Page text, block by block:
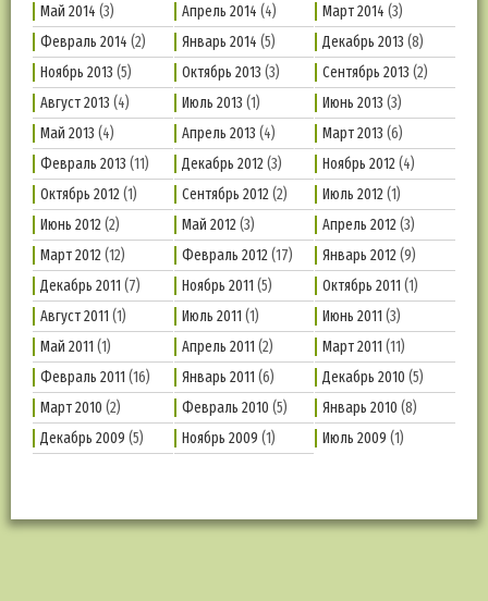
Май 2014 (3) Апрель 2014 (4) Март 2014 (3)
Февраль 2014 (2) Январь 2014 (5) Декабрь 2013 (8)
Ноябрь 2013 (5) Октябрь 2013 (3) Сентябрь 2013 (2)
Август 2013 (4) Июль 2013 (1) Июнь 2013 (3)
Май 2013 (4) Апрель 2013 (4) Март 2013 (6)
Февраль 2013 (11) Декабрь 2012(3) Ноябрь 2012(4)
Октябрь 2012(1) Сентябрь 2012(2) Июль 2012(1)
Июнь 2012(2) Май 2012(3) Апрель 2012(3)
Март 2012(12) Февраль 2012(17) Январь 2012(9)
Декабрь 2011 (7) Ноябрь 2011 (5) Октябрь 2011 (1)
Август 2011 (1) Июль 2011 (1) Июнь 2011 (3)
Май 2011 (1) Апрель 2011 (2) Март 2011 (11)
Февраль 2011 (16) Январь 2011 (6) Декабрь 2010 (5)
Март 2010 (2) Февраль 2010 (5) Январь 2010 (8)
Декабрь 2009 (5) Ноябрь 2009 (1) Июль 2009 (1)